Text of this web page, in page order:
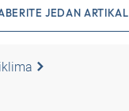
JEDAN ARTIKAL